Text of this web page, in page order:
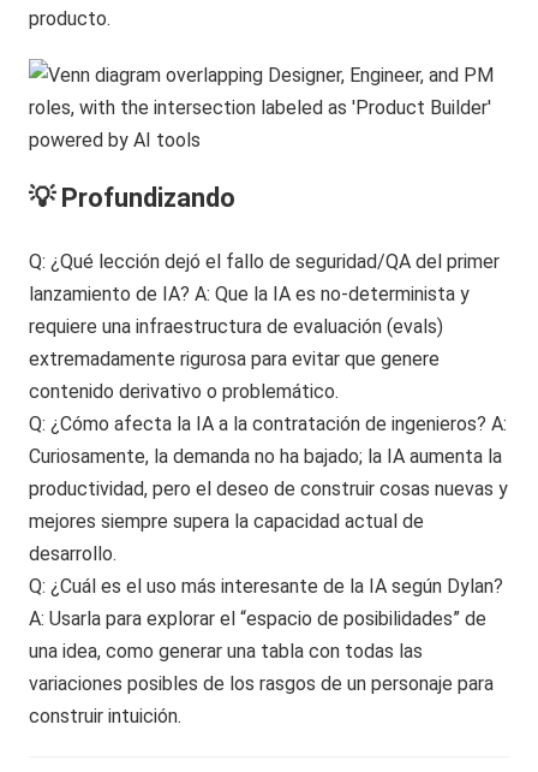
producto.
💡 Profundizando
Q: ¿Qué lección dejó el fallo de seguridad/QA del primer
lanzamiento de IA? A: Que la IA es no-determinista y
requiere una infraestructura de evaluación (evals)
extremadamente rigurosa para evitar que genere
contenido derivativo o problemático.
Q: ¿Cómo afecta la IA a la contratación de ingenieros? A:
Curiosamente, la demanda no ha bajado; la IA aumenta la
productividad, pero el deseo de construir cosas nuevas y
mejores siempre supera la capacidad actual de
desarrollo.
Q: ¿Cuál es el uso más interesante de la IA según Dylan?
A: Usarla para explorar el “espacio de posibilidades” de
una idea, como generar una tabla con todas las
variaciones posibles de los rasgos de un personaje para
construir intuición.